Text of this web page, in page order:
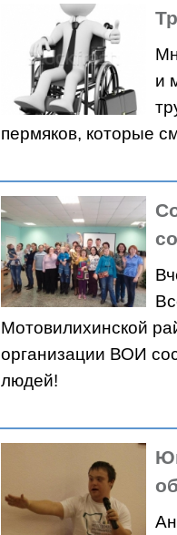
и
пермяков, которые
Мотовилихинской
организации ВОИ
людей!